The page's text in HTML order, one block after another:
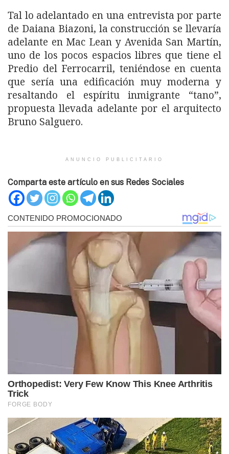
Tal lo adelantado en una entrevista por parte
de Daiana Biazoni, la construcción se llevaría
adelante en Mac Lean y Avenida San Martín,
uno de los pocos espacios libres que tiene el
Predio del Ferrocarril, teniéndose en cuenta
que sería una edificación muy moderna y
resaltando el espíritu inmigrante “tano”,
propuesta llevada adelante por el arquitecto
Bruno Salguero.
ANUNCIO PUBLICITARIO
Comparta este artículo en sus Redes Sociales